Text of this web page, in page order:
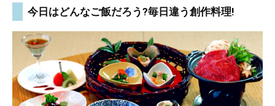
今日はどんなご飯だろう?毎日違う創作料理!